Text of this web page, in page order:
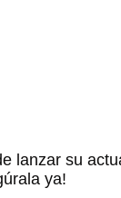
lanzar su
ya!